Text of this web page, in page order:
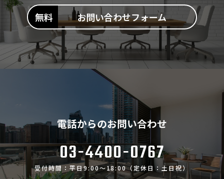
お問い合わせフォーム
電話からのお問い合わせ
03-4400-0767
受付時間：平日9:00～18:00（定休日：土日祝）